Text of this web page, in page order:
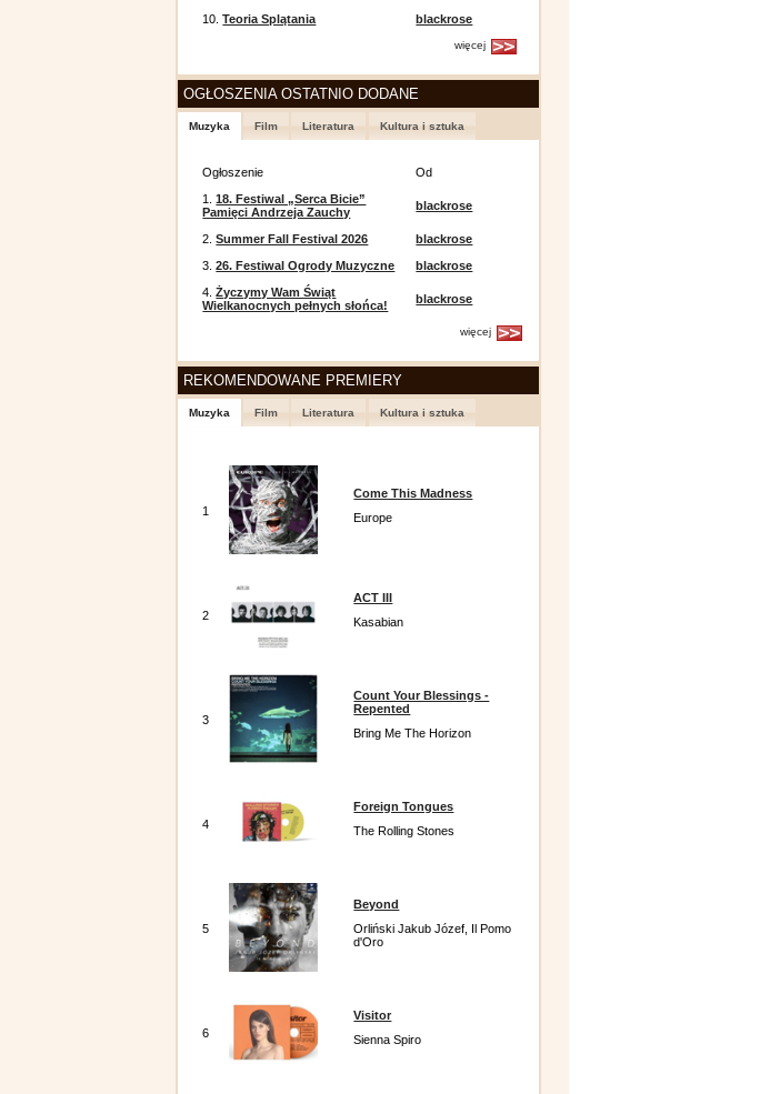
10.Teoria Splątania blackrose
więcej
OGŁOSZENIA OSTATNIO DODANE
Muzyka Film Literatura Kultura i sztuka
Ogłoszenie
Od
1.18. Festiwal „Serca Bicie”
Pamięci Andrzeja Zauchy
blackrose
2.Summer Fall Festival 2026
blackrose
3.26. Festiwal Ogrody Muzyczne
blackrose
4.Życzymy Wam Świąt
Wielkanocnych pełnych słońca!
blackrose
więcej
REKOMENDOWANE PREMIERY
Muzyka Film Literatura Kultura i sztuka
1
Come This Madness
Europe
2
ACT III
Kasabian
3
Count Your Blessings -
Repented
Bring Me The Horizon
4
Foreign Tongues
The Rolling Stones
5
Beyond
Orliński Jakub Józef, Il Pomo
d'Oro
6
Visitor
Sienna Spiro